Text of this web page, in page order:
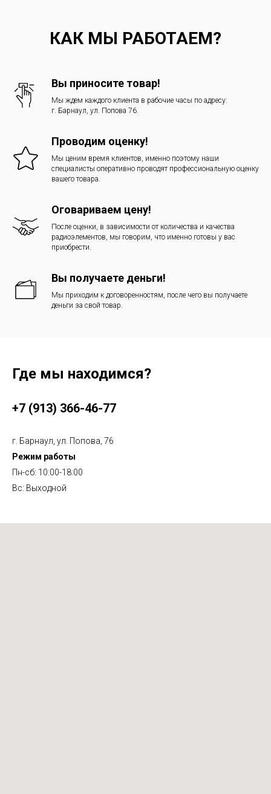
КАК МЫ РАБОТАЕМ?
Вы приносите товар!
Мы ждем каждого клиента в рабочие часы по адресу:
г. Барнаул, ул. Попова 76.
Проводим оценку!
Мы ценим время клиентов, именно поэтому наши
специалисты оперативно проводят профессиональную оценку
вашего товара.
Оговариваем цену!
После оценки, в зависимости от количества и качества
радиоэлементов, мы говорим, что именно готовы у вас
приобрести.
Вы получаете деньги!
Мы приходим к договоренностям, после чего вы получаете
деньги за свой товар.
Где мы находимся?
+7 (913) 366-46-77
г. Барнаул, ул. Попова, 76
Режим работы
Пн-сб: 10:00-18:00
Вс: Выходной